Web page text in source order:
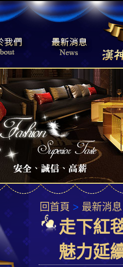
回首頁 > 最新消息
走下紅
魅力延